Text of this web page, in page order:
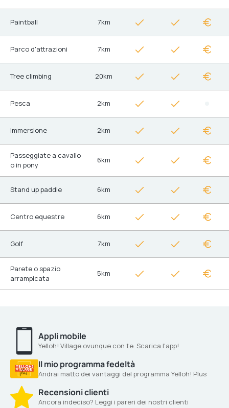
Paintball 7km
Parco d'attrazioni 7km
Tree climbing 20km
Pesca 2km
Immersione 2km
Passeggiate a cavallo
o in pony
6km
Stand up paddle 6km
Centro equestre 6km
Golf 7km
Parete o spazio
arrampicata
5km
Appli mobile
Yelloh! Village ovunque con te. Scarica l'app!
Il mio programma fedeltà
Andrai matto dei vantaggi del programma Yelloh! Plus
Recensioni clienti
Ancora indeciso? Leggi i pareri dei nostri clienti